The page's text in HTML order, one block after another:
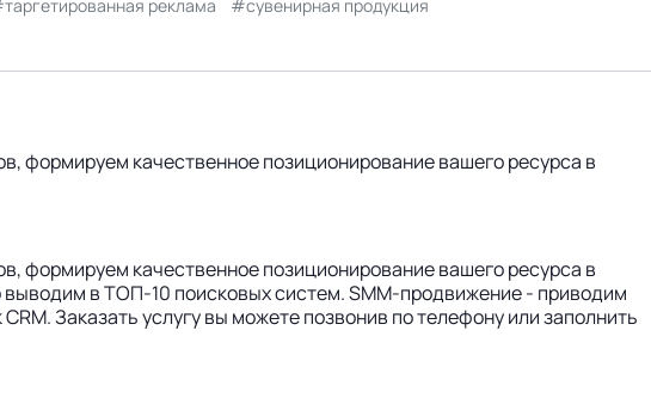
таргетированная реклама
сувенирная продукция
формируем качественное позиционирование вашего ресурса в
формируем качественное позиционирование вашего ресурса в
в ТОП-10 поисковых систем. SMM-продвижение - приводим
Заказать услугу вы можете позвонив по телефону или заполнить